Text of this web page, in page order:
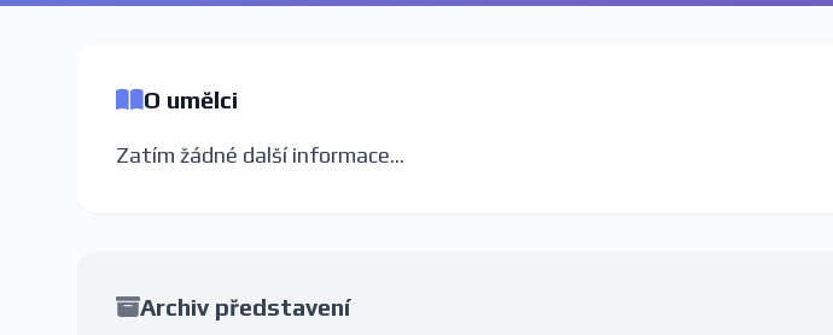
O umělci
Zatím žádné další informace...
Archiv představení